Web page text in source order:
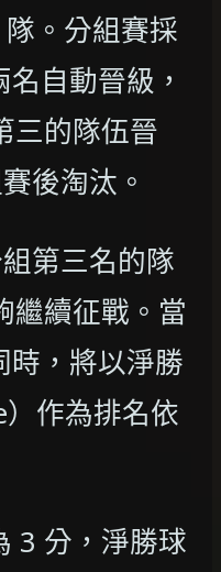
。分組賽採
自動晉級，
三的隊伍晉
後淘汰。
第三名的隊
繼續征戰。當
時，將以淨勝
作為排名依
3 分，淨勝球